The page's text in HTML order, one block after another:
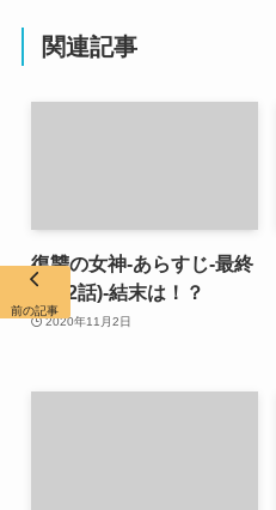
関連記事
復讐の女神-あらすじ-最終
回(32話)-結末は！？
2020年11月2日
前の記事